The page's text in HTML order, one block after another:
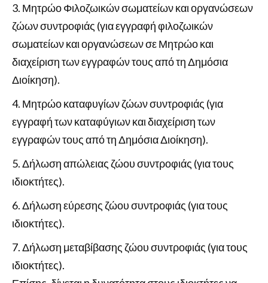
Μητρώο Φιλοζωικών σωματείων και οργανώσεων
ζώων συντροφιάς (για εγγραφή φιλοζωικών
σωματείων και οργανώσεων σε Μητρώο και
διαχείριση των εγγραφών τους από τη Δημόσια
Διοίκηση).
Μητρώο καταφυγίων ζώων συντροφιάς (για
εγγραφή των καταφύγιων και διαχείριση των
εγγραφών τους από τη Δημόσια Διοίκηση).
Δήλωση απώλειας ζώου συντροφιάς (για τους
ιδιοκτήτες).
Δήλωση εύρεσης ζώου συντροφιάς (για τους
ιδιοκτήτες).
Δήλωση μεταβίβασης ζώου συντροφιάς (για τους
ιδιοκτήτες).